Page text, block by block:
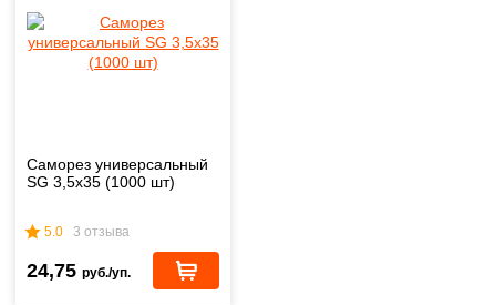
Саморез универсальный
SG 3,5х35 (1000 шт)
5.0 3 отзыва
24,75 руб./уп.